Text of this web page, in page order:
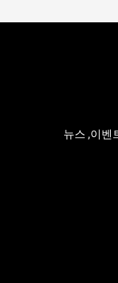
뉴스 ,이벤